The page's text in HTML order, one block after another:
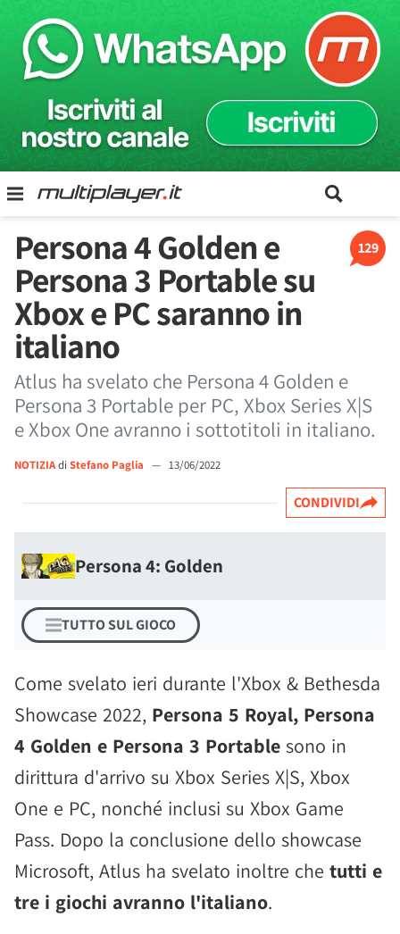
129
Persona 4 Golden e
Persona 3 Portable su
Xbox e PC saranno in
italiano
Atlus ha svelato che Persona 4 Golden e
Persona 3 Portable per PC, Xbox Series X|S
e Xbox One avranno i sottotitoli in italiano.
NOTIZIAdi Stefano Paglia — 13/06/2022
CONDIVIDI
Persona 4: Golden
TUTTO SUL GIOCO
Come svelato ieri durante l'Xbox & Bethesda
Showcase 2022, Persona 5 Royal, Persona
4 Golden e Persona 3 Portable sono in
dirittura d'arrivo su Xbox Series X|S, Xbox
One e PC, nonché inclusi su Xbox Game
Pass. Dopo la conclusione dello showcase
Microsoft, Atlus ha svelato inoltre che tutti e
tre i giochi avranno l'italiano.